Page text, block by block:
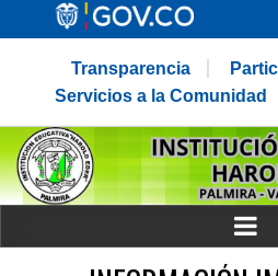
Transparencia
Servicios a la Comunidad